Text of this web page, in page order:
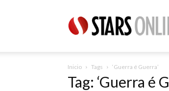
Online
Inicio Tags ‘Guerra é Guerra’
Tag: ‘Guerra é